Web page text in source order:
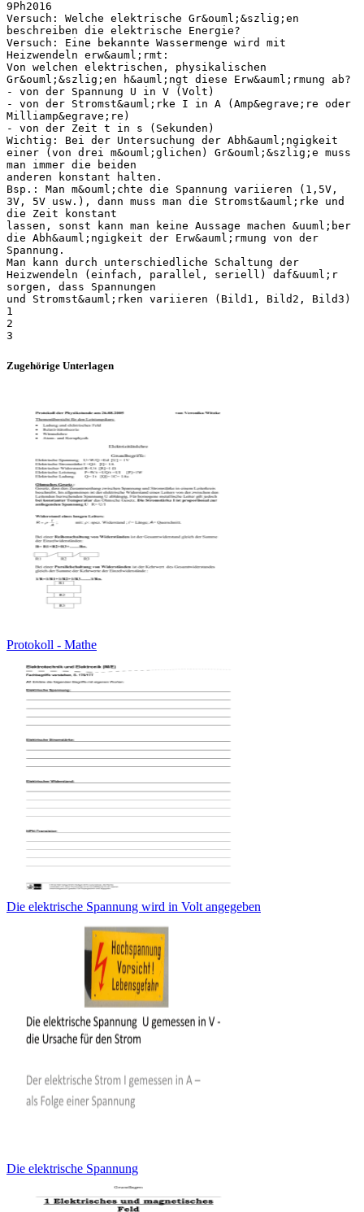
9Ph2016
Versuch: Welche elektrische Gr&ouml;&szlig;en
beschreiben die elektrische Energie?
Versuch: Eine bekannte Wassermenge wird mit
Heizwendeln erw&auml;rmt:
Von welchen elektrischen, physikalischen
Gr&ouml;&szlig;en h&auml;ngt diese Erw&auml;rmung ab?
- von der Spannung U in V (Volt)
- von der Stromst&auml;rke I in A (Amp&egrave;re oder
Milliamp&egrave;re)
- von der Zeit t in s (Sekunden)
Wichtig: Bei der Untersuchung der Abh&auml;ngigkeit
einer (von drei m&ouml;glichen) Gr&ouml;&szlig;e muss
man immer die beiden
anderen konstant halten.
Bsp.: Man m&ouml;chte die Spannung variieren (1,5V,
3V, 5V usw.), dann muss man die Stromst&auml;rke und
die Zeit konstant
lassen, sonst kann man keine Aussage machen &uuml;ber
die Abh&auml;ngigkeit der Erw&auml;rmung von der
Spannung.
Man kann durch unterschiedliche Schaltung der
Heizwendeln (einfach, parallel, seriell) daf&uuml;r
sorgen, dass Spannungen
und Stromst&auml;rken variieren (Bild1, Bild2, Bild3)
1
2
Zugehörige Unterlagen
Protokoll - Mathe
Die elektrische Spannung wird in Volt angegeben
Die elektrische Spannung